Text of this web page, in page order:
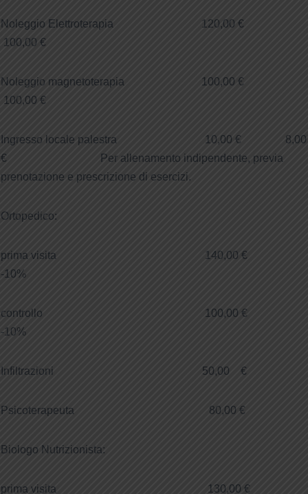
Noleggio Elettroterapia 120,00 €
100,00 €
Noleggio magnetoterapia 100,00 €
100,00 €
Ingresso locale palestra 10,00 € 8,00
€ Per allenamento indipendente, previa
prenotazione e prescrizione di esercizi.
Ortopedico:
prima visita 140,00 €
-10%
controllo 100,00 €
-10%
Infiltrazioni 50,00 €
Psicoterapeuta 80,00 €
Biologo Nutrizionista:
prima visita 130,00 €